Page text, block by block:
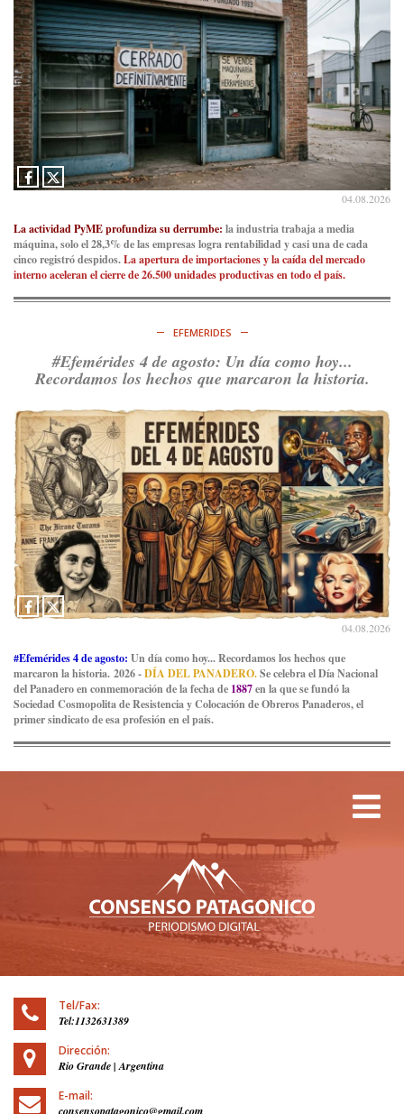
04.08.2026
La actividad PyME profundiza su derrumbe: la industria trabaja a media
máquina, solo el 28,3% de las empresas logra rentabilidad y casi una de cada
cinco registró despidos.La apertura de importaciones y la caída del mercado
interno aceleran el cierre de 26.500 unidades productivas en todo el país.
EFEMERIDES
#Efemérides 4 de agosto: Un día como hoy...
Recordamos los hechos que marcaron la historia.
04.08.2026
#Efemérides 4 de agosto: Un día como hoy... Recordamos los hechos que
marcaron la historia. 2026 -DÍA DEL PANADERO.Se celebra el Día Nacional
del Panadero en conmemoración de la fecha de 1887en la que se fundó la
Sociedad Cosmopolita de Resistencia y Colocación de Obreros Panaderos, el
primer sindicato de esa profesión en el país.
Tel/Fax:
Tel:1132631389
Dirección:
Rio Grande | Argentina
E-mail:
consensopatagonico@gmail.com